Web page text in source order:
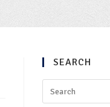
SEARCH